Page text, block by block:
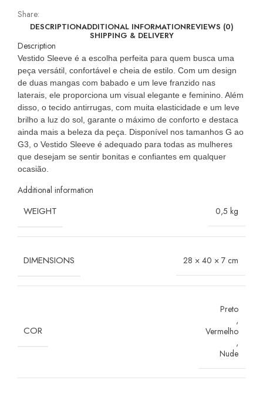
Share:
DESCRIPTIONADDITIONAL INFORMATIONREVIEWS (0)
SHIPPING & DELIVERY
Description
Vestido Sleeve é a escolha perfeita para quem busca uma
peça versátil, confortável e cheia de estilo. Com um design
de duas mangas com babado e um leve franzido nas
laterais, ele proporciona um visual elegante e feminino. Além
disso, o tecido antirrugas, com muita elasticidade e um leve
brilho a luz do sol, garante o máximo de conforto e destaca
ainda mais a beleza da peça. Disponível nos tamanhos G ao
G3, o Vestido Sleeve é adequado para todas as mulheres
que desejam se sentir bonitas e confiantes em qualquer
ocasião.
Additional information
WEIGHT 0,5 kg
DIMENSIONS 28 × 40 × 7 cm
COR
Preto
,
Vermelho
,
Nude